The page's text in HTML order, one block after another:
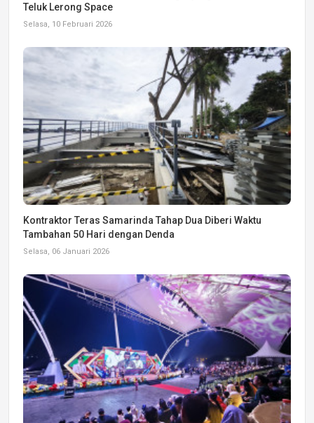
Teluk Lerong Space
Selasa, 10 Februari 2026
Kontraktor Teras Samarinda Tahap Dua Diberi Waktu
Tambahan 50 Hari dengan Denda
Selasa, 06 Januari 2026